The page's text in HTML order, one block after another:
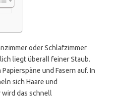
oder Schlafzimmer
liegt überall feiner Staub.
und Fasern auf. In
sich Haare und
wird das schnell